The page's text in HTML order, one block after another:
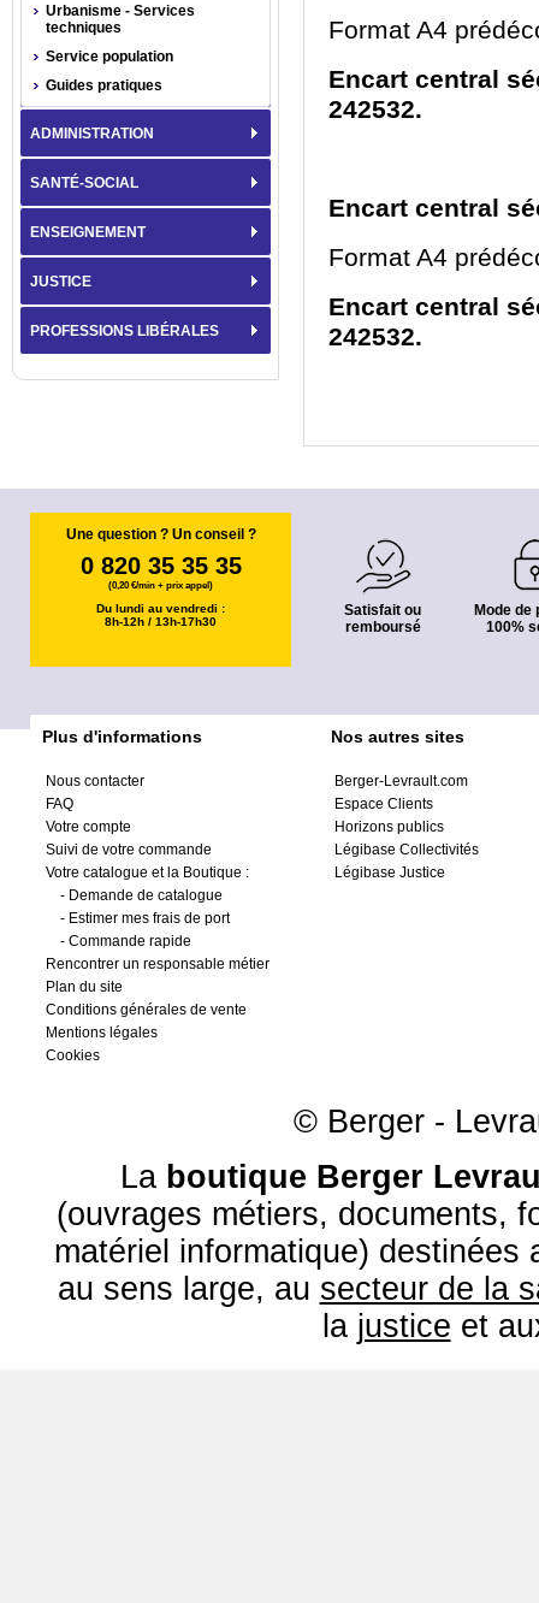
Format A4
Encart central
242532.
Encart central
Format A4
Encart central
242532.
Urbanisme - Services
techniques
Service population
Guides pratiques
ADMINISTRATION
SANTÉ-SOCIAL
ENSEIGNEMENT
JUSTICE
PROFESSIONS LIBÉRALES
Une question ? Un conseil ?
0 820 35 35 35
(0,20 €/min + prix appel)
Du lundi au vendredi :
8h-12h / 13h-17h30
Satisfait ou
remboursé
Mode de
100%
Plus d'informations
Nous contacter
FAQ
Votre compte
Suivi de votre commande
Votre catalogue et la Boutique :
- Demande de catalogue
- Estimer mes frais de port
- Commande rapide
Rencontrer un responsable métier
Plan du site
Conditions générales de vente
Mentions légales
Cookies
Nos autres sites
Berger-Levrault.com
Espace Clients
Horizons publics
Légibase Collectivités
Légibase Justice
© Berger -
La boutique Berger
(ouvrages métiers, documents,
matériel informatique) destinées
au sens large, au secteur de la
la justice et